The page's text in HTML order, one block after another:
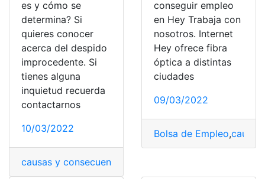
es y cómo se
determina? Si
quieres conocer
acerca del despido
improcedente. Si
tienes alguna
inquietud recuerda
contactarnos
10/03/2022
causas y consecuencias
conseguir empleo
en Hey Trabaja con
nosotros. Internet
Hey ofrece fibra
óptica a distintas
ciudades
09/03/2022
Bolsa de Empleo,